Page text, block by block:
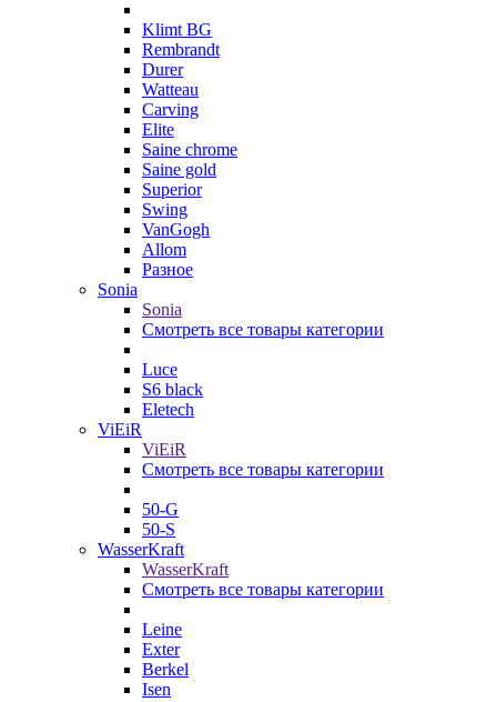
Klimt BG
Rembrandt
Durer
Watteau
Carving
Elite
Saine chrome
Saine gold
Superior
Swing
VanGogh
Allom
Разное
Sonia
Sonia
Смотреть все товары категории
Luce
S6 black
Eletech
ViEiR
ViEiR
Смотреть все товары категории
50-G
50-S
WasserKraft
WasserKraft
Смотреть все товары категории
Leine
Exter
Berkel
Isen